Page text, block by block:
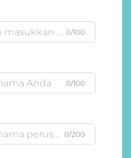
0/100
0/100
0/200